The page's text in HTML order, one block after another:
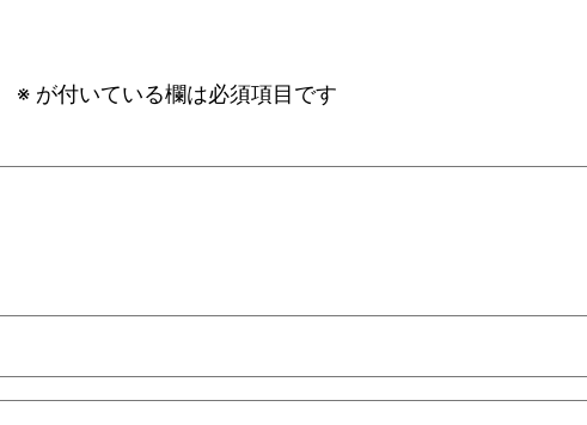
※ が付いている欄は必須項目です